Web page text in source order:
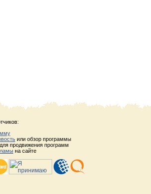
или обзор программы
для продвижения программ
на сайте